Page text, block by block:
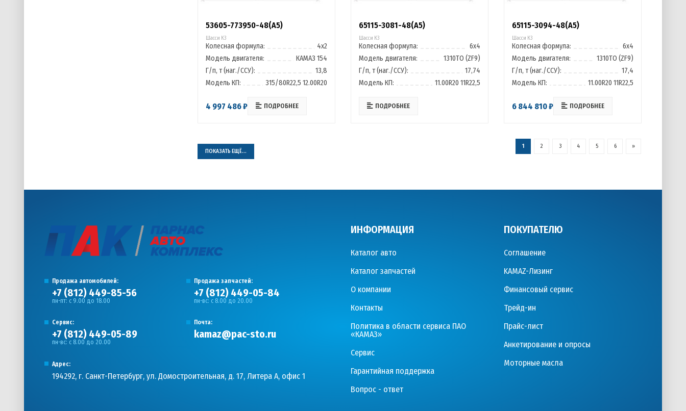
53605-773950-48(A5)
Шасси К3
Колесная формула:
4х2
Модель двигателя:
КАМАЗ 154
Г/п, т (наг./ССУ):
13,8
Модель КП:
315/80R22,5 12.00R20
4 997 486 ₽ ПОДРОБНЕЕ
65115-3081-48(A5)
Шасси К3
Колесная формула:
6х4
Модель двигателя:
1310ТО (ZF9)
Г/п, т (наг./ССУ):
17,74
Модель КП:
11.00R20 11R22,5
ПОДРОБНЕЕ
65115-3094-48(A5)
Шасси К3
Колесная формула:
6х4
Модель двигателя:
1310ТО (ZF9)
Г/п, т (наг./ССУ):
17,4
Модель КП:
11.00R20 11R22,5
6 844 810 ₽ ПОДРОБНЕЕ
ПОКАЗАТЬ ЕЩЁ...
1 2 3 4 5 6 »
Продажа автомобилей:
+7 (812) 449-85-56
пн-пт: с 9.00 до 18.00
Продажа запчастей:
+7 (812) 449-05-84
пн-вс: с 8.00 до 20.00
Сервис:
+7 (812) 449-05-89
пн-вс: с 8.00 до 20.00
Почта:
kamaz@pac-sto.ru
Адрес:
194292, г. Санкт-Петербург, ул. Домостроительная, д. 17, Литера А, офис 1
ИНФОРМАЦИЯ
Каталог авто
Каталог запчастей
О компании
Контакты
Политика в области сервиса ПАО
«КАМАЗ»
Сервис
Гарантийная поддержка
Вопрос - ответ
ПОКУПАТЕЛЮ
Соглашение
KAMAZ-Лизинг
Финансовый сервис
Трейд-ин
Прайс-лист
Анкетирование и опросы
Моторные масла